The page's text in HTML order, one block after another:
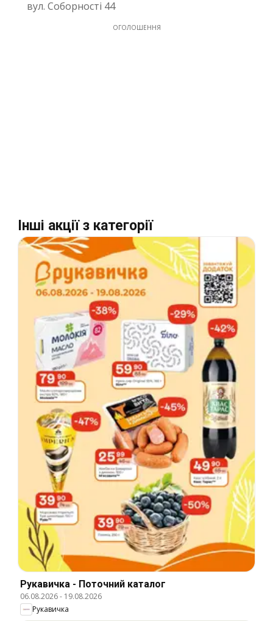
вул. Соборностi 44
ОГОЛОШЕННЯ
Інші акції з категорії
Рукавичка - Поточний каталог
06.08.2026- 19.08.2026
Рукавичка